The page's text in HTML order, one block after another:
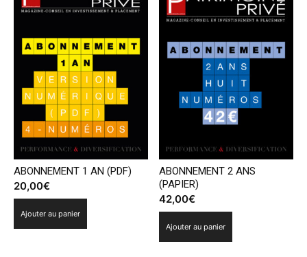
ABONNEMENT 1 AN (PDF)
20,00€
Ajouter au panier
ABONNEMENT 2 ANS
(PAPIER)
42,00€
Ajouter au panier